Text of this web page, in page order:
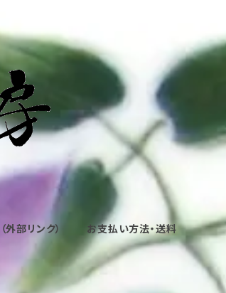
外部リンク） お支払い方法・送料